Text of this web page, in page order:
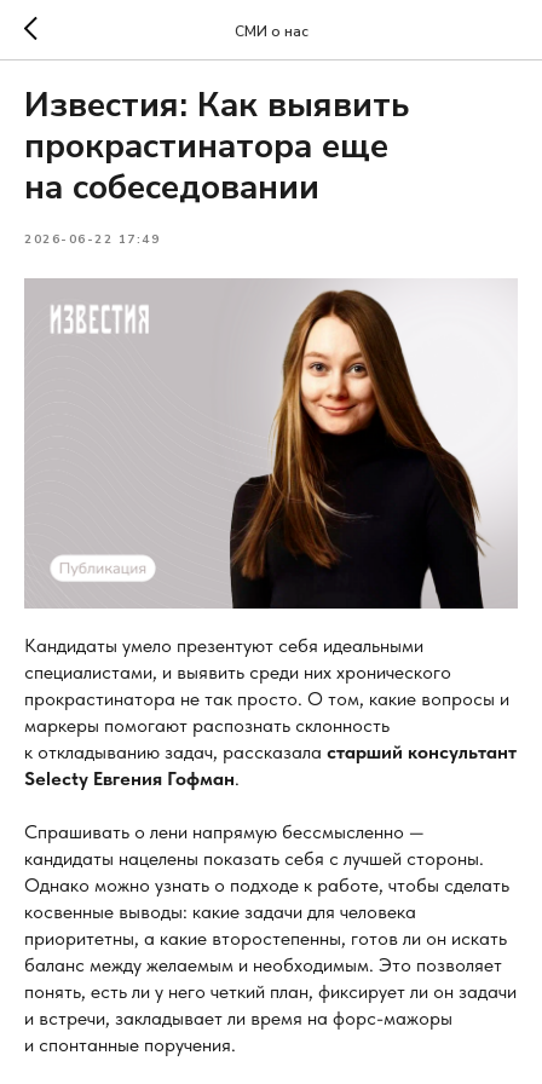
СМИ о нас
Известия: Как выявить
прокрастинатора еще
на собеседовании
2026-06-22 17:49
Кандидаты умело презентуют себя идеальными
специалистами, и выявить среди них хронического
прокрастинатора не так просто. О том, какие вопросы и
маркеры помогают распознать склонность
к откладыванию задач, рассказала старший консультант
Selecty Евгения Гофман.
Спрашивать о лени напрямую бессмысленно —
кандидаты нацелены показать себя с лучшей стороны.
Однако можно узнать о подходе к работе, чтобы сделать
косвенные выводы: какие задачи для человека
приоритетны, а какие второстепенны, готов ли он искать
баланс между желаемым и необходимым. Это позволяет
понять, есть ли у него четкий план, фиксирует ли он задачи
и встречи, закладывает ли время на форс-мажоры
и спонтанные поручения.